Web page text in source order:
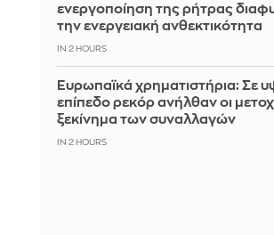
ενεργοποίηση της ρήτρας
την ενεργειακή ανθεκτικότητα
IN 2 HOURS
Ευρωπαϊκά χρηματιστήρια: Σε
επίπεδο ρεκόρ ανήλθαν οι
ξεκίνημα των συναλλαγών
IN 2 HOURS